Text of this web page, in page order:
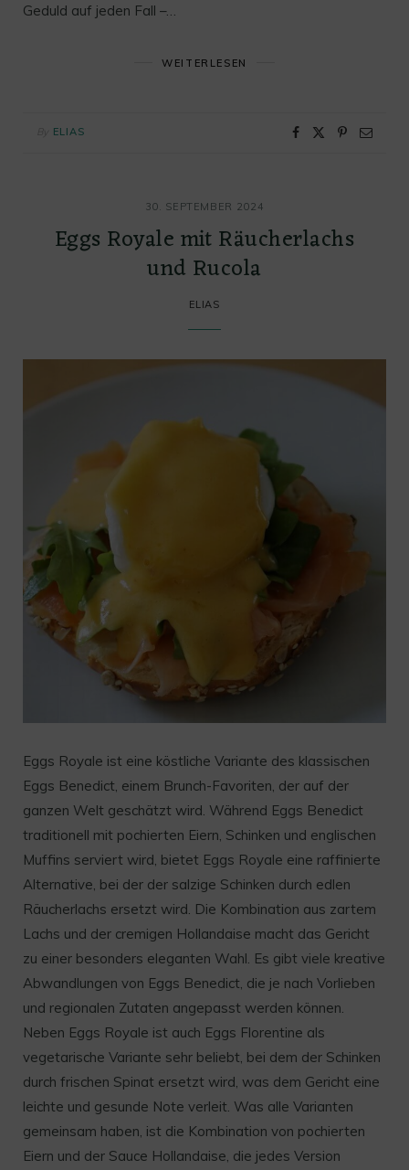
Geduld auf jeden Fall –…
WEITERLESEN
ELIAS
30. SEPTEMBER 2024
Eggs Royale mit Räucherlachs
und Rucola
ELIAS
Eggs Royale ist eine köstliche Variante des klassischen
Eggs Benedict, einem Brunch-Favoriten, der auf der
ganzen Welt geschätzt wird. Während Eggs Benedict
traditionell mit pochierten Eiern, Schinken und englischen
Muffins serviert wird, bietet Eggs Royale eine raffinierte
Alternative, bei der der salzige Schinken durch edlen
Räucherlachs ersetzt wird. Die Kombination aus zartem
Lachs und der cremigen Hollandaise macht das Gericht
zu einer besonders eleganten Wahl. Es gibt viele kreative
Abwandlungen von Eggs Benedict, die je nach Vorlieben
und regionalen Zutaten angepasst werden können.
Neben Eggs Royale ist auch Eggs Florentine als
vegetarische Variante sehr beliebt, bei dem der Schinken
durch frischen Spinat ersetzt wird, was dem Gericht eine
leichte und gesunde Note verleit. Was alle Varianten
gemeinsam haben, ist die Kombination von pochierten
Eiern und der Sauce Hollandaise, die jedes Version